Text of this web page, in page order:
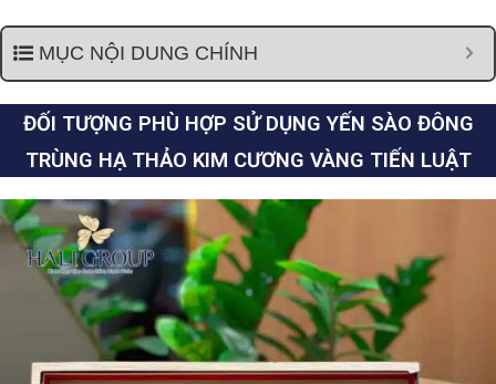
MỤC NỘI DUNG CHÍNH
ĐỐI TƯỢNG PHÙ HỢP SỬ DỤNG YẾN SÀO ĐÔNG
TRÙNG HẠ THẢO KIM CƯƠNG VÀNG TIẾN LUẬT